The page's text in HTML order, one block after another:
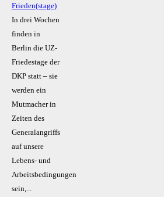
Frieden(stage)
In drei Wochen
finden in
Berlin die UZ-
Friedestage der
DKP statt – sie
werden ein
Mutmacher in
Zeiten des
Generalangriffs
auf unsere
Lebens- und
Arbeitsbedingungen
sein,...